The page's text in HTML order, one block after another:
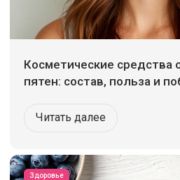
Косметические средства
пятен: состав, польза и
Читать далее
Здоровье